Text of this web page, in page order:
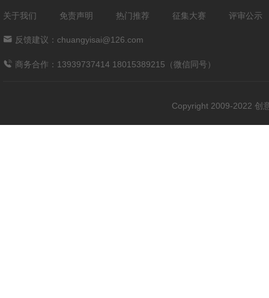
关于我们 免责声明 热门推荐 征集大赛 评审公示
反馈建议：chuangyisai@126.com
商务合作：13939737414 18015389215（微信同号）
Copyright 2009-2022 创